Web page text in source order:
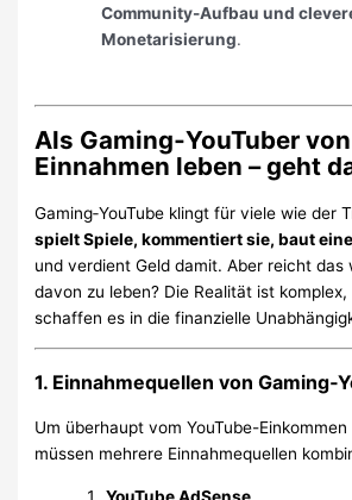
Community-Aufbau und
Monetarisierung.
Als Gaming‑YouTuber
Einnahmen leben – geht
Gaming‑YouTube klingt für viele wie der
spielt Spiele, kommentiert sie, baut
und verdient Geld damit. Aber reicht das
davon zu leben? Die Realität ist
schaffen es in die finanzielle
1. Einnahmequellen von
Um überhaupt vom YouTube-
müssen mehrere Einnahmequellen
YouTube AdSense